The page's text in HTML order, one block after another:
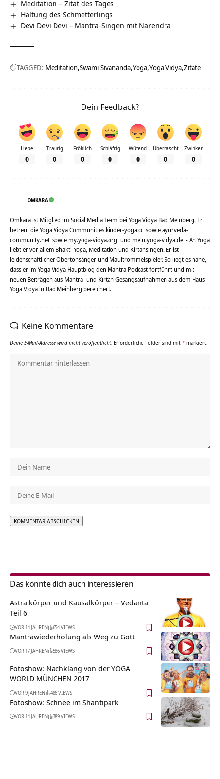
Meditation – Zitat des Tages
Haltung des Schmetterlings
Devi Devi Devi – Mantra-Singen mit Narendra
TAGGED: Meditation Swami Sivananda Yoga Yoga Vidya Zitate
Dein Feedback?
Liebe
0
Traurig
0
Fröhlich
0
Schläfrig
0
Wütend
0
Überrascht
0
Zwinker
0
OMKARA
Omkara ist Mitglied im Social Media Team bei Yoga Vidya Bad Meinberg. Er
betreut die Yoga Vidya Communities kinder-yoga.cc sowieayurveda-
community.net sowie my.yoga-vidya.org und mein.yoga-vidya.de - An Yoga
liebt er vor allem Bhakti-Yoga, Meditation und Kirtansingen. Er ist
leidenschaftlicher Obertonsänger und Maultrommelspieler. So liegt es nahe,
dass er im Yoga Vidya Hauptblog den Mantra Podcast fortführt und mit
neuen Beiträgen aus Mantra- und Kirtan Gesangsaufnahmen aus dem Haus
Yoga Vidya in Bad Meinberg bereichert.
Keine Kommentare
Deine E-Mail-Adresse wird nicht veröffentlicht. Erforderliche Felder sind mit * markiert.
Das könnte dich auch interessieren
Astralkörper und Kausalkörper – Vedanta
Teil 6
VOR 14 JAHREN 654 VIEWS
Mantrawiederholung als Weg zu Gott
VOR 17 JAHREN 586 VIEWS
Fotoshow: Nachklang von der YOGA
WORLD MÜNCHEN 2017
VOR 9 JAHREN 486 VIEWS
Fotoshow: Schnee im Shantipark
VOR 14 JAHREN 389 VIEWS